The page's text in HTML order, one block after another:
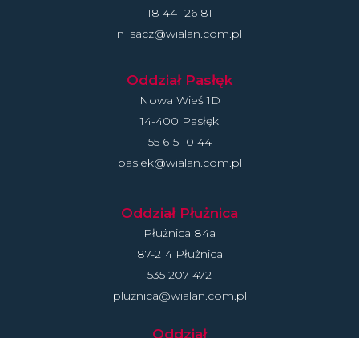
18 441 26 81
n_sacz@wialan.com.pl
Oddział Pasłęk
Nowa Wieś 1D
14-400 Pasłęk
55 615 10 44
paslek@wialan.com.pl
Oddział Płużnica
Płużnica 84a
87-214 Płużnica
535 207 472
pluznica@wialan.com.pl
Oddział